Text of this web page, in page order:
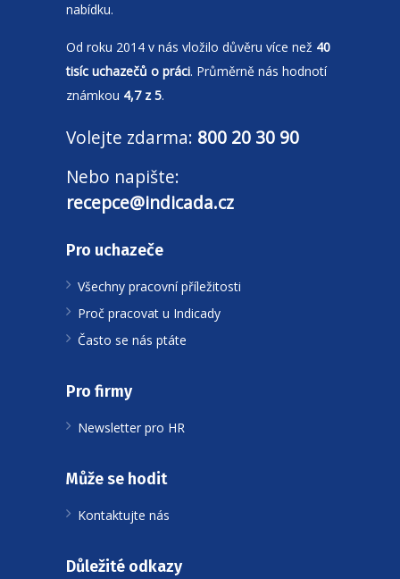
nabídku.
Od roku 2014 v nás vložilo důvěru více než 40
tisíc uchazečů o práci. Průměrně nás hodnotí
známkou 4,7 z 5.
Volejte zdarma: 800 20 30 90
Nebo napište:
recepce@indicada.cz
Pro uchazeče
Všechny pracovní příležitosti
Proč pracovat u Indicady
Často se nás ptáte
Pro firmy
Newsletter pro HR
Může se hodit
Kontaktujte nás
Důležité odkazy